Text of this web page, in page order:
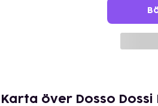
Karta över Dosso